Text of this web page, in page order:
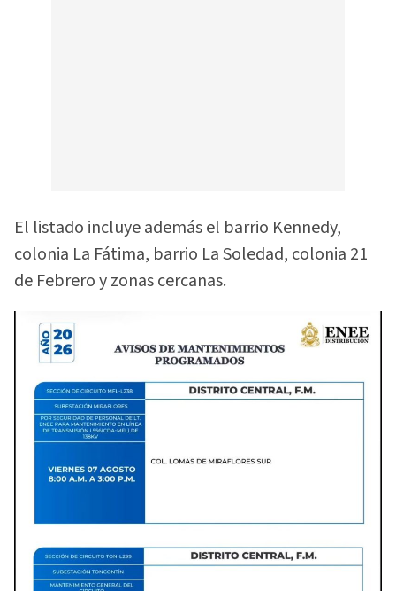
El listado incluye además el barrio Kennedy,
colonia La Fátima, barrio La Soledad, colonia 21
de Febrero y zonas cercanas.